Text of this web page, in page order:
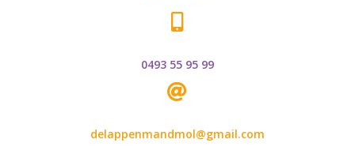
0493 55 95 99

delappenmandmol@gmail.com